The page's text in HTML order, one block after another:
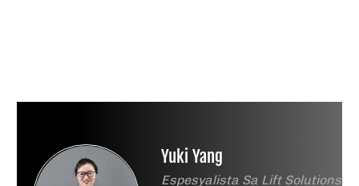
Yuki Yang
Espesyalista Sa Lift Solutions